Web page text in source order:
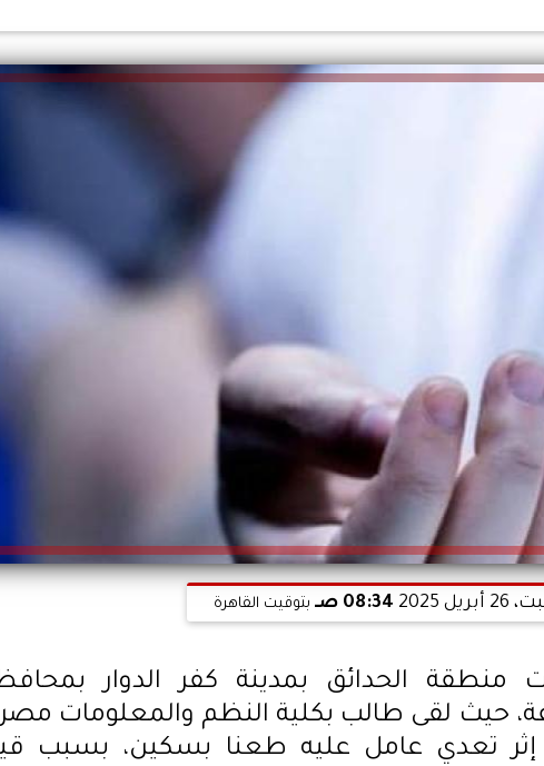
2025 08:34 صـ بتوقيت القاهرة
الحدائق بمدينة كفر الدوار
حيث لقى طالب بكلية النظم والمعلومات
تعدي عامل عليه طعنا بسكين، بسبب